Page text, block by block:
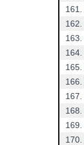
161.
162.
163.
164.
165.
166.
167.
168.
169.
170.